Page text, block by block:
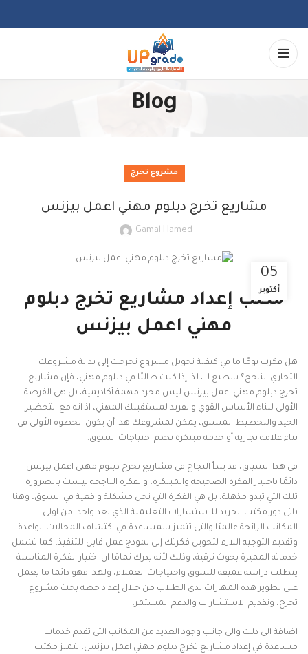
Blog
مشروع تخرج
مشاريع تخرج دبلوم مهني اعمل بيزنس
Gamal Hamed
05
أكتوبر
مكتب إعداد مشاريع تخرج دبلوم
مهني اعمل بيزنس
هل فكرت يومًا ما في كيفية تحويل مشروع تخرجك إلى بداية مشروعك
التجاري الناجح؟ بالطبع لا، لذا إذا كنت طالبًا في دبلوم مهني، فإن مشاريع
تخرج دبلوم مهني اعمل بيزنس ليس مجرد مهمة أكاديمية، بل هى الفرصة
الأولى لبناء الأساس القوي والفريد لمستقبلك المهني، اذ انه مع التحضير
الجيد والتخطيط المسبق، يمكن لمشروعك هذا أن يكون الخطوة الأولى في
بناء علامة تجارية أو خدمة مبتكرة تخدم احتياجات السوق.
في هذا السياق، قد يبدأ النجاح في مشاريع تخرج دبلوم مهني اعمل بيزنس
دائمًا باختيار الفكرة الصحيحة والمبتكرة، والفكرة الناجحة ليست بالضرورة
تلك التي تبدو مذهلة، بل هي الفكرة التي تحل مشكلة واقعية في السوق، وهنا
ياتى دور مكتب ابجريد للاستشارات التعليمية الذي يعد واحدا من اولى
المكاتب الرائجة عالميًا والتى تتميز بالمساعدة في اكتشاف المجالات الواعدة
وتقديم التوجيه اللازم لتحويل فكرتك إلى نموذج عمل قابل للتنفيذ، كما تشمل
خدماته المميزة بحوث ترقية، وذلك لأنه يدرك تمامًا ان اختيار الفكرة المناسبة
يتطلب دراسة عميقة للسوق واحتياجات العملاء، ولهذا فهو دائما ما يعمل
على تطوير هذه المهارات لدى الطلاب من خلال إعداد خطة بحث مشروع
تخرج، وتقديم الاستشارات والدعم المستمر.
اضافة الى ذلك والى جانب وجود العديد من المكاتب التي تقدم خدمات
مساعدة في إعداد مشاريع تخرج دبلوم مهني اعمل بيزنس، يتميز مكتب